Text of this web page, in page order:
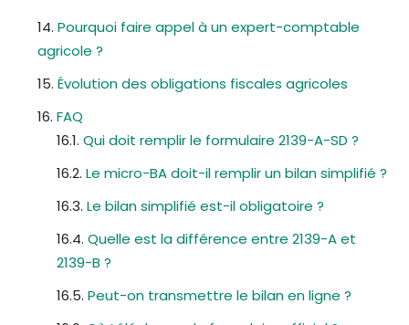
Pourquoi faire appel à un expert-comptable
agricole ?
Évolution des obligations fiscales agricoles
FAQ
Qui doit remplir le formulaire 2139-A-SD ?
Le micro-BA doit-il remplir un bilan simplifié ?
Le bilan simplifié est-il obligatoire ?
Quelle est la différence entre 2139-A et
2139-B ?
Peut-on transmettre le bilan en ligne ?